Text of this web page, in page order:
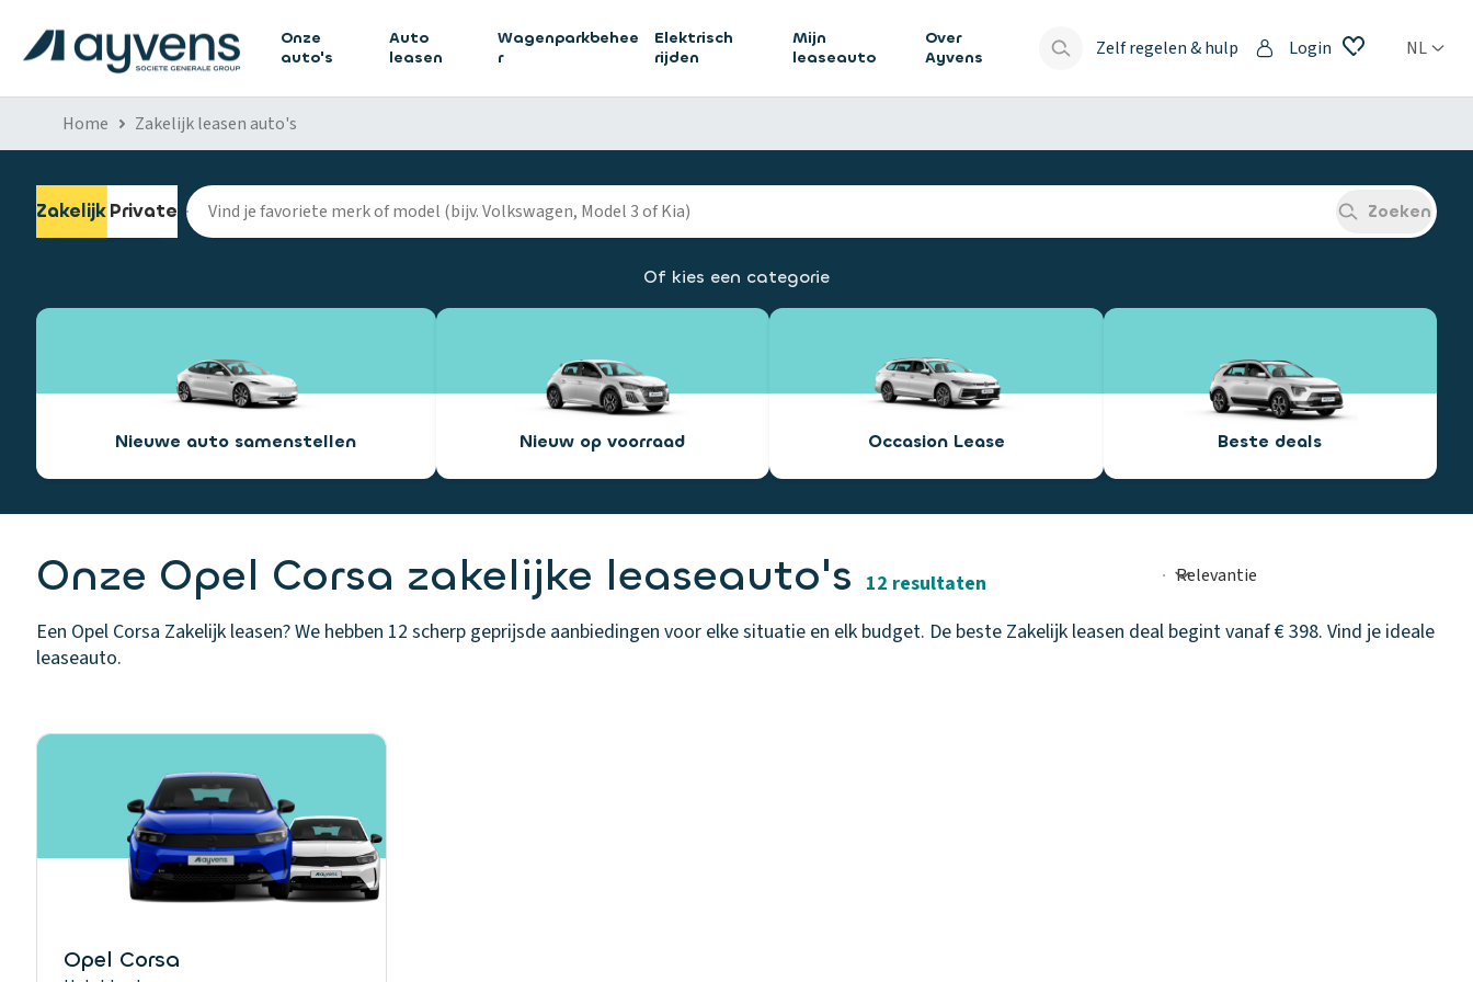
Onze
auto's
Auto
leasen
Wagenparkbehee
r
Elektrisch
rijden
Mijn
leaseauto
Over
Ayvens
Zelf regelen & hulp Login NL
Home Zakelijk leasen auto's
ZakelijkPrivate Zoeken
Of kies een categorie
Nieuwe auto samenstellen Nieuw op voorraad Occasion Lease Beste deals
Onze Opel Corsa zakelijke leaseauto's 12 resultaten
Een Opel Corsa Zakelijk leasen? We hebben 12 scherp geprijsde aanbiedingen voor elke situatie en elk budget. De beste Zakelijk leasen deal begint vanaf € 398. Vind je ideale
leaseauto.
Opel Corsa